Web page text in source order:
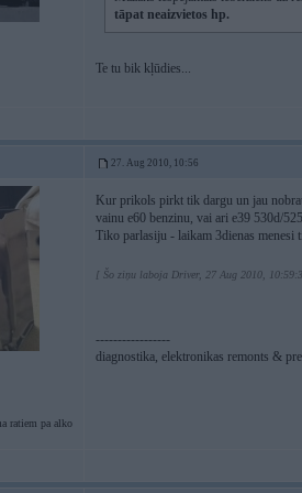
tāpat neaizvietos hp.
Te tu bik kļūdies...
27. Aug 2010, 10:56
ratiem pa alko
Kur prikols pirkt tik dargu un jau
vainu e60 benzinu, vai ari e39 530d/
Tiko parlasiju - laikam 3dienas menesi
[ Šo ziņu laboja Driver, 27 Aug 2010,
-----------------
diagnostika, elektronikas remonts &